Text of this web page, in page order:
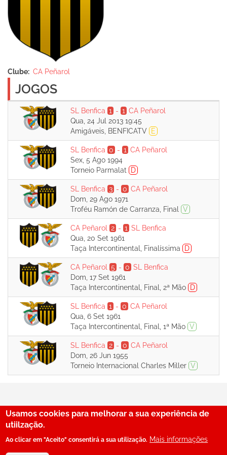
Clube CA Peñarol
JOGOS
SL Benfica 1 - 1 CA Peñarol
Qua, 24 Jul 2013 19:45
Amigáveis, BENFICATV
E
SL Benfica 0 - 1 CA Peñarol
Sex, 5 Ago 1994
Torneio Parmalat
D
SL Benfica 3 - 0 CA Peñarol
Dom, 29 Ago 1971
Troféu Ramón de Carranza, Final
V
CA Peñarol 2 - 1 SL Benfica
Qua, 20 Set 1961
Taça Intercontinental, Finalíssima
D
CA Peñarol 5 - 0 SL Benfica
Dom, 17 Set 1961
Taça Intercontinental, Final, 2ª Mão
D
SL Benfica 1 - 0 CA Peñarol
Qua, 6 Set 1961
Taça Intercontinental, Final, 1ª Mão V
SL Benfica 2 - 0 CA Peñarol
Dom, 26 Jun 1955
Torneio Internacional Charles Miller V
© SerBenfiquista.com 2001-2026
29
Usamos cookies para melhorar a sua experiência de
utiilzação.
Ao clicar em "Aceito" consentirá a sua utilização. Mais informações